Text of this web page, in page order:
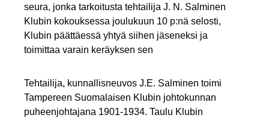
seura, jonka tarkoitusta tehtailija J. N. Salminen
Klubin kokouksessa joulukuun 10 p:nä selosti,
Klubin päättäessä yhtyä siihen jäseneksi ja
toimittaa varain keräyksen sen
Tehtailija, kunnallisneuvos J.E. Salminen toimi
Tampereen Suomalaisen Klubin johtokunnan
puheenjohtajana 1901-1934. Taulu Klubin